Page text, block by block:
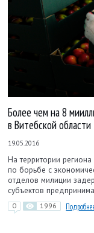
Более чем на 8
в Витебской области
19.05.2016
На территории
по борьбе с
отделов милиции
субъектов
0 1996